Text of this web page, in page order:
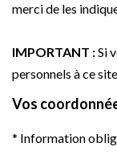
merci de les
IMPORTANT :Si
personnels à ce
Vos
* Information